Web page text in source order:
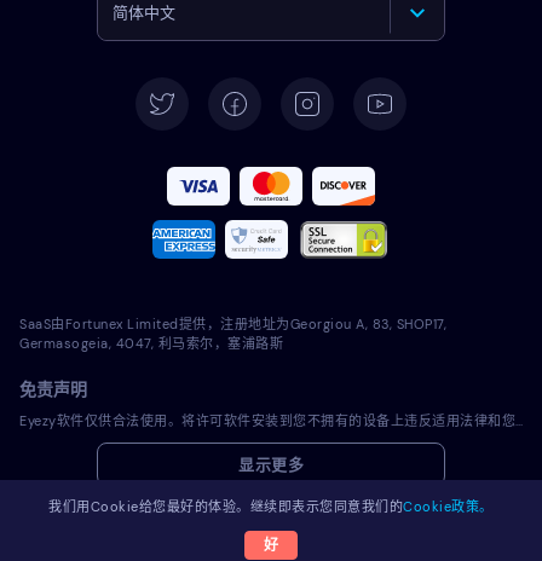
简体中文
Deutsch
Español
Français
Português
Polski
Română
SaaS由Fortunex Limited提供，注册地址为Georgiou A, 83, SHOP17,
Germasogeia, 4047, 利马索尔，塞浦路斯
免责声明
Eyezy软件仅供合法使用。将许可软件安装到您不拥有的设备上违反适用法律和您当地的司法管辖区法律。法律通常会要求您通知您打算在其上安装许可软件的设备的所有者。违反此项可能会对违反者造成严重的金钱和刑事处罚。在安装和使用许可软件之前，您应该咨询自己的法律顾问，了解在您的司法管辖区内使用许可软件的合法性。您对将许可软件安装到此类设备上全权负责，您知道Eyezy不能承担责任。
显示更多
© 2026 Eyezy。版权所有。
我们用Cookie给您最好的体验。继续即表示您同意我们的Cookie政策。
好